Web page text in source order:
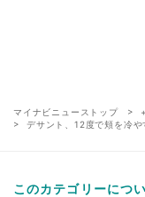
マイナビニューストップ
デサント、12度で頬を冷
このカテゴリーにつ